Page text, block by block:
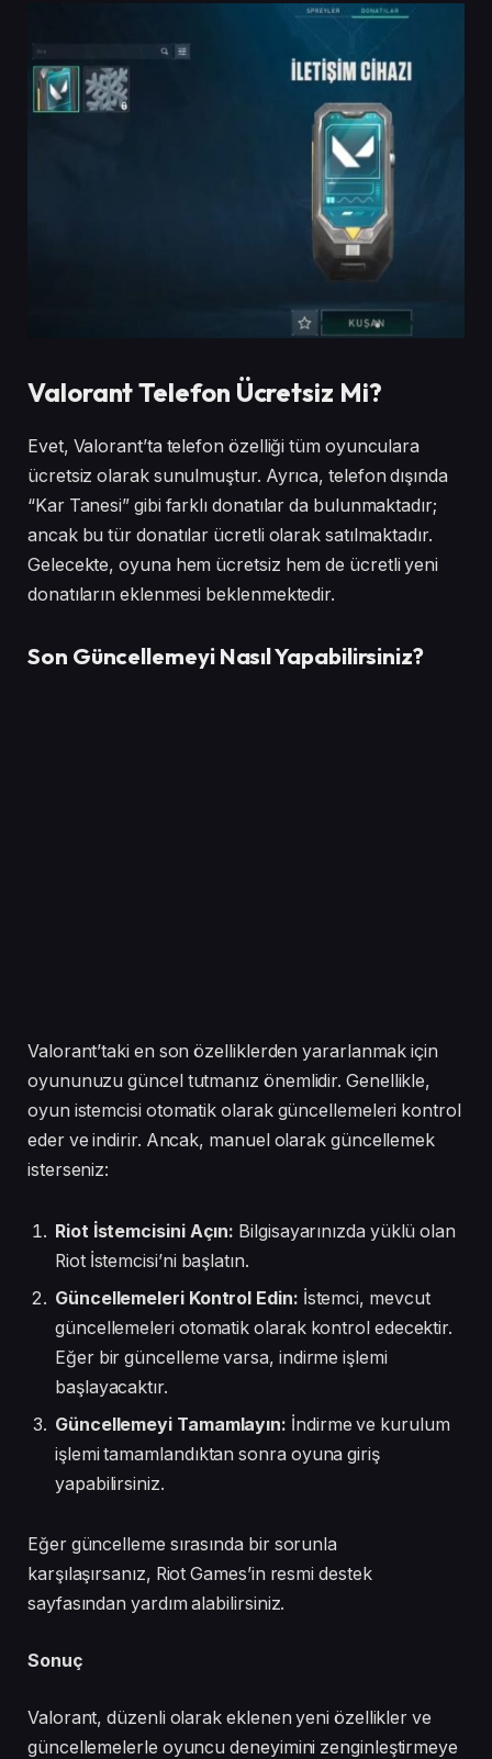
Valorant Telefon Ücretsiz Mi?
Evet, Valorant’ta telefon özelliği tüm oyunculara
ücretsiz olarak sunulmuştur. Ayrıca, telefon dışında
“Kar Tanesi” gibi farklı donatılar da bulunmaktadır;
ancak bu tür donatılar ücretli olarak satılmaktadır.
Gelecekte, oyuna hem ücretsiz hem de ücretli yeni
donatıların eklenmesi beklenmektedir.
Son Güncellemeyi Nasıl Yapabilirsiniz?
Valorant’taki en son özelliklerden yararlanmak için
oyununuzu güncel tutmanız önemlidir. Genellikle,
oyun istemcisi otomatik olarak güncellemeleri kontrol
eder ve indirir. Ancak, manuel olarak güncellemek
isterseniz:
Riot İstemcisini Açın: Bilgisayarınızda yüklü olan
Riot İstemcisi’ni başlatın.
Güncellemeleri Kontrol Edin: İstemci, mevcut
güncellemeleri otomatik olarak kontrol edecektir.
Eğer bir güncelleme varsa, indirme işlemi
başlayacaktır.
Güncellemeyi Tamamlayın: İndirme ve kurulum
işlemi tamamlandıktan sonra oyuna giriş
yapabilirsiniz.
Eğer güncelleme sırasında bir sorunla
karşılaşırsanız, Riot Games’in resmi destek
sayfasından yardım alabilirsiniz.
Sonuç
Valorant, düzenli olarak eklenen yeni özellikler ve
güncellemelerle oyuncu deneyimini zenginleştirmeye